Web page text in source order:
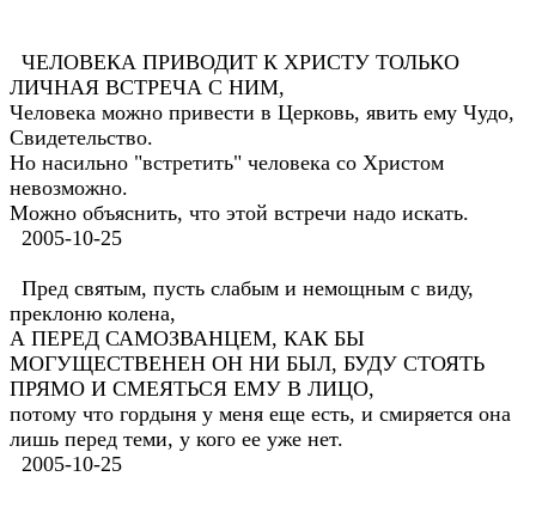
ЧЕЛОВЕКА ПРИВОДИТ К ХРИСТУ ТОЛЬКО
ЛИЧНАЯ ВСТРЕЧА С НИМ,
Человека можно привести в Церковь, явить ему Чудо,
Свидетельство.
Но насильно "встретить" человека со Христом
невозможно.
Можно объяснить, что этой встречи надо искать.
2005-10-25
Пред святым, пусть слабым и немощным с виду,
преклоню колена,
А ПЕРЕД САМОЗВАНЦЕМ, КАК БЫ
МОГУЩЕСТВЕНЕН ОН НИ БЫЛ, БУДУ СТОЯТЬ
ПРЯМО И СМЕЯТЬСЯ ЕМУ В ЛИЦО,
потому что гордыня у меня еще есть, и смиряется она
лишь перед теми, у кого ее уже нет.
2005-10-25